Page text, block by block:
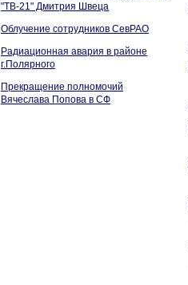
"ТВ-21" Дмитрия Швеца
Облучение сотрудников СевРАО
Радиационная авария в районе
г.Полярного
Прекращение полномочий
Вячеслава Попова в СФ